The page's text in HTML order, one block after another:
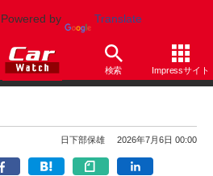
Powered by Translate
検索 Impressサイト
日下部保雄 2026年7月6日 00:00